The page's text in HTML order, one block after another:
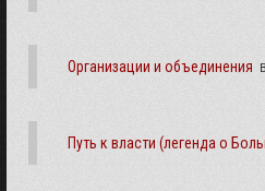
Организации и объединения
Путь к власти (легенда о